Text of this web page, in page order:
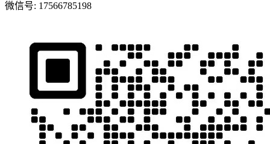
微信号: 17566785198